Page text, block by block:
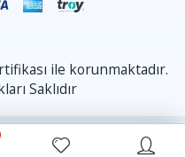
ile korunmaktadır.
Saklıdır